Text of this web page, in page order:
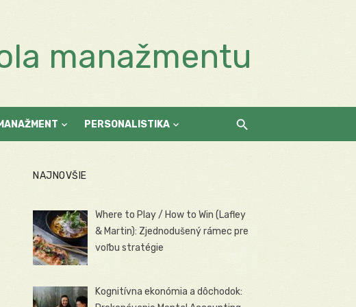
manažmentu
PERSONALISTIKA
NAJNOVŠIE
Where to Play / How to Win (Lafley
& Martin): Zjednodušený rámec pre
voľbu stratégie
Kognitívna ekonómia a dôchodok: